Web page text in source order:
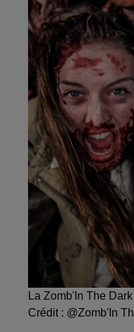
La Zomb'In The
Crédit : @Zomb'In